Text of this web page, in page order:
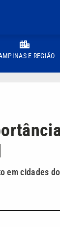
E REGIÃO
em cidades